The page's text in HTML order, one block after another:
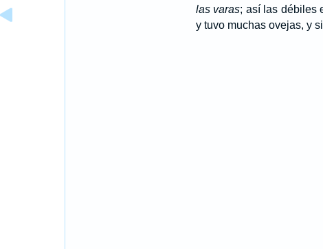
las varas; así las débiles
y tuvo muchas ovejas, y